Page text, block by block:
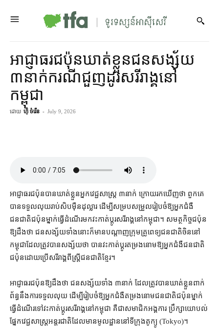
អាជ្ញាធរ​ជប៉ុន​ឃាត់ខ្លួន​ជនសង្ស័យ
៣​នាក់​ករណី​ជួញដូរ​សរីរាង្គ​នៅ​
កម្ពុជា
ដោយ ហ៊ុំ ចំរើន - July 9, 2026
អាជ្ញាធរ​ជប៉ុន​បាន​ឃាត់ខ្លួន​អ្នក​វេជ្ជសាស្ត្រ ៣​នាក់ ក្រោយ​រក​ឃើញ​ថា ពួកគេ​
បាន​ទទួល​លុយរាប់​សិប​ម៉ឺន​ដុល្លារ ដើម្បី​សម្របសម្រួល​រៀបចំ​ឱ្យ​អ្នកជំងឺ​
ជនជាតិ​ជប៉ុន​ម្នាក់​ធ្វើដំណើរ​មក​វះកាត់​ប្ដូរ​សរីរាង្គ​នៅ​កម្ពុជា​។ សមត្ថកិច្ច​ជប៉ុន​
ឱ្យដឹង​ថា ជនសង្ស័យ​ទាំងនោះ​ក៏​មាន​បណ្ដាញ​ក្រុម​គ្រូពេទ្យ​ជនជាតិ​ចិន​នៅ​
កម្ពុជា​ដែល​ត្រូវ​បាន​សង្ស័យ​ថា បាន​វះកាត់​ប្តូរ​តម្រងនោម​ឱ្យ​អ្នកជំងឺ​ជនជាតិ​
ជប៉ុន​ដោយ​ប្រើ​សរីរាង្គ​ពី​ស្ត្រីជន​ជាតិខ្មែរ។
អាជ្ញាធរ​ជប៉ុន​ឱ្យ​ដឹង​ថា ជនសង្ស័យ​ទាំង ៣​នាក់ ដែល​ត្រូវ​បាន​ឃាត់ខ្លួន​ពាក់
ព័ន្ធ​នឹង​ការ​ទទួល​លុយ ដើម្បី​រៀបចំ​ឱ្យ​អ្នកជំងឺ​តម្រងនោម​ជនជាតិ​ជប៉ុន​ម្នាក់
ធ្វើដំណើរ​ទៅ​វះកាត់​ប្តូរ​សរីរាង្គ​នៅ​កម្ពុជា គឺជា​សមាជិក​អង្គការ ប្រឹក្សា​យោបល់​
ផ្នែក​វេជ្ជសាស្ត្រ​អន្តរជាតិ​ដែល​មាន​មូលដ្ឋាន​នៅ​ទីក្រុង​តូក្យូ (Tokyo)។